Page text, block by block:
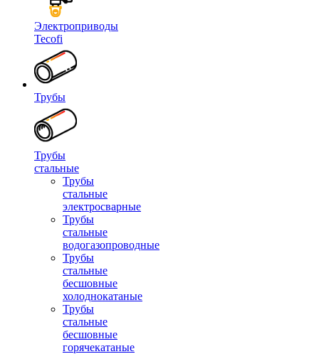
Электроприводы
Tecofi
Трубы
Трубы
стальные
Трубы
стальные
электросварные
Трубы
стальные
водогазопроводные
Трубы
стальные
бесшовные
холоднокатаные
Трубы
стальные
бесшовные
горячекатаные